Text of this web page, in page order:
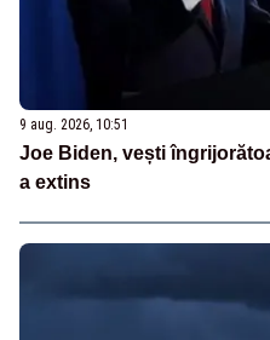
9 aug. 2026, 10:51
Joe Biden, vești
a extins